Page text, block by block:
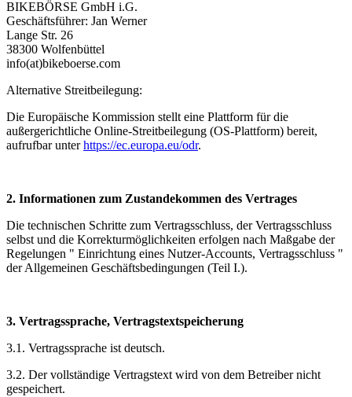
BIKEBÖRSE GmbH i.G.
Geschäftsführer: Jan Werner
Lange Str. 26
38300 Wolfenbüttel
info(at)bikeboerse.com
Alternative Streitbeilegung:
Die Europäische Kommission stellt eine Plattform für die
außergerichtliche Online-Streitbeilegung (OS-Plattform) bereit,
aufrufbar unterhttps://ec.europa.eu/odr.
2. Informationen zum Zustandekommen des Vertrages
Die technischen Schritte zum Vertragsschluss, der Vertragsschluss
selbst und die Korrekturmöglichkeiten erfolgen nach Maßgabe der
Regelungen " Einrichtung eines Nutzer-Accounts, Vertragsschluss "
der Allgemeinen Geschäftsbedingungen (Teil I.).
3. Vertragssprache, Vertragstextspeicherung
3.1. Vertragssprache ist deutsch.
3.2. Der vollständige Vertragstext wird von dem Betreiber nicht
gespeichert.